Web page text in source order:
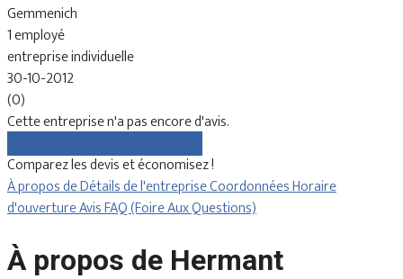
Gemmenich
1 employé
entreprise individuelle
30-10-2012
(0)
Cette entreprise n'a pas encore d'avis.
Comparez les devis et économisez !
À propos deDétails de l'entrepriseCoordonnéesHoraire
d'ouvertureAvisFAQ (Foire Aux Questions)
À propos de Hermant